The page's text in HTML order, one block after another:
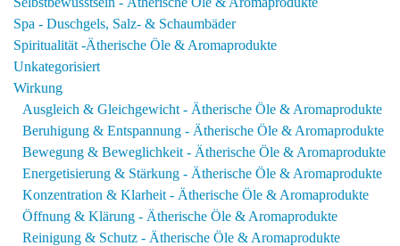
Spa - Duschgels, Salz- & Schaumbäder
Spiritualität -Ätherische Öle & Aromaprodukte
Unkategorisiert
Wirkung
Ausgleich & Gleichgewicht - Ätherische Öle & Aromaprodukte
Beruhigung & Entspannung - Ätherische Öle & Aromaprodukte
Bewegung & Beweglichkeit - Ätherische Öle & Aromaprodukte
Energetisierung & Stärkung - Ätherische Öle & Aromaprodukte
Konzentration & Klarheit - Ätherische Öle & Aromaprodukte
Öffnung & Klärung - Ätherische Öle & Aromaprodukte
Reinigung & Schutz - Ätherische Öle & Aromaprodukte